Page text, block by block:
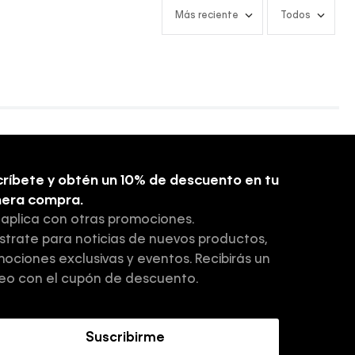
Más reciente Todos
y obtén un 10% de descuento en tu
compra.
aplica con otras promociones.
para noticias de nuevos productos,
exclusivas y eventos. Recibirás un
con el cupón de descuento.
Suscribirme